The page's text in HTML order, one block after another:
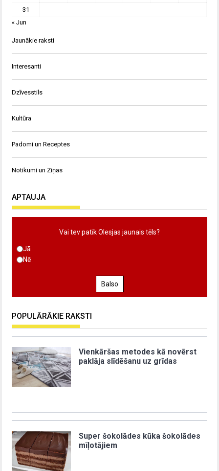
31
« Jun
Jaunākie raksti
Interesanti
Dzīvesstils
Kultūra
Padomi un Receptes
Notikumi un Ziņas
APTAUJA
Vai tev patīk Olesjas jaunais tēls?
Jā
Nē
Balso
POPULĀRĀKIE RAKSTI
Vienkāršas metodes kā novērst
paklāja slīdēšanu uz grīdas
Super šokolādes kūka šokolādes
mīļotājiem